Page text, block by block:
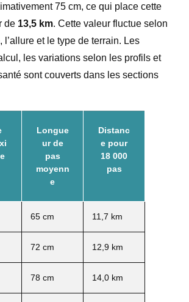
75 cm, ce qui place cette
de 13,5 km. Cette valeur fluctue selon
l’allure et le type de terrain. Les
les variations selon les profils et
sont couverts dans les sections
Longue
ur de
pas
moyenn
e
Distanc
e pour
18 000
pas
65 cm 11,7 km
72 cm 12,9 km
78 cm 14,0 km